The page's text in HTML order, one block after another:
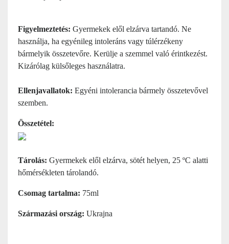
Figyelmeztetés: Gyermekek elől elzárva tartandó. Ne
használja, ha egyénileg intoleráns vagy túlérzékeny
bármelyik összetevőre. Kerülje a szemmel való érintkezést.
Kizárólag külsőleges használatra.
Ellenjavallatok: Egyéni intolerancia bármely összetevővel
szemben.
Összetétel:
Tárolás: Gyermekek elől elzárva, sötét helyen, 25 ºC alatti
hőmérsékleten tárolandó.
Csomag tartalma: 75ml
Származási ország: Ukrajna